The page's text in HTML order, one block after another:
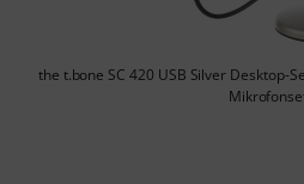
the t.bone SC 420 USB Silver Desktop-